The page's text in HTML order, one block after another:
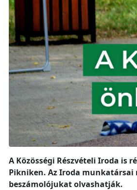
A Közösségi Részvételi Iroda is
Pikniken. Az Iroda munkatársai
beszámolójukat olvashatják.